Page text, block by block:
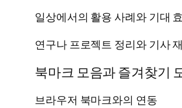
일상에서의 활용 사례와 기대
연구나 프로젝트 정리와 기사
북마크 모음과 즐겨찾기
브라우저 북마크와의 연동